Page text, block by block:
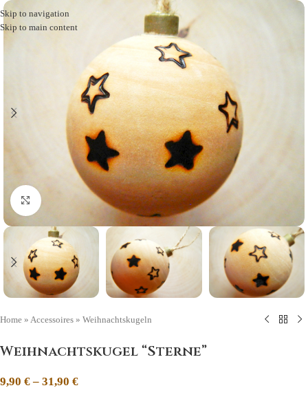
Skip to navigation
Skip to main content
Click to enlarge
Home » Accessoires » Weihnachtskugeln
Weihnachtskugel “Sterne”
9,90 €– 31,90 €